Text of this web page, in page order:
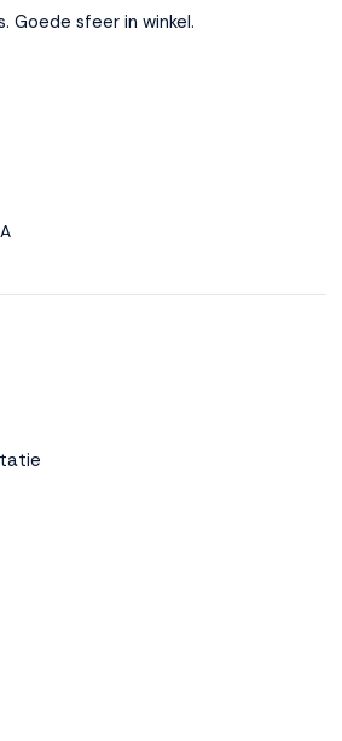
Goede sfeer in winkel.